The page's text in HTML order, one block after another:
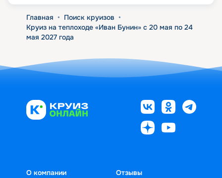
Главная • Поиск круизов •
Круиз на теплоходе «Иван Бунин» с 20 мая по 24
мая 2027 года
О компании
Отзывы